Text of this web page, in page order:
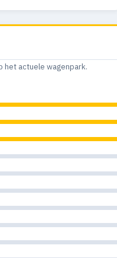
het actuele wagenpark.